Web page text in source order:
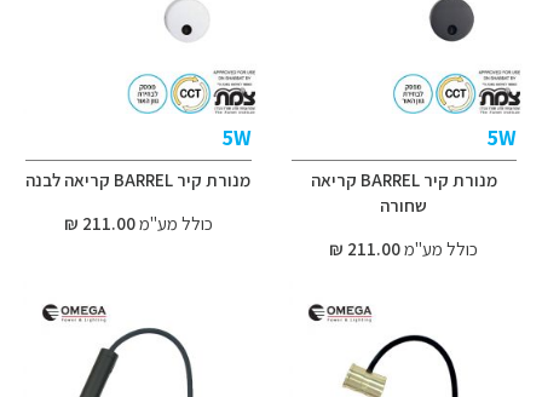
5W
מנורת קיר BARREL קריאה
שחורה
כולל מע"מ211.00 ₪
5W
מנורת קיר BARREL קריאה לבנה
כולל מע"מ211.00 ₪